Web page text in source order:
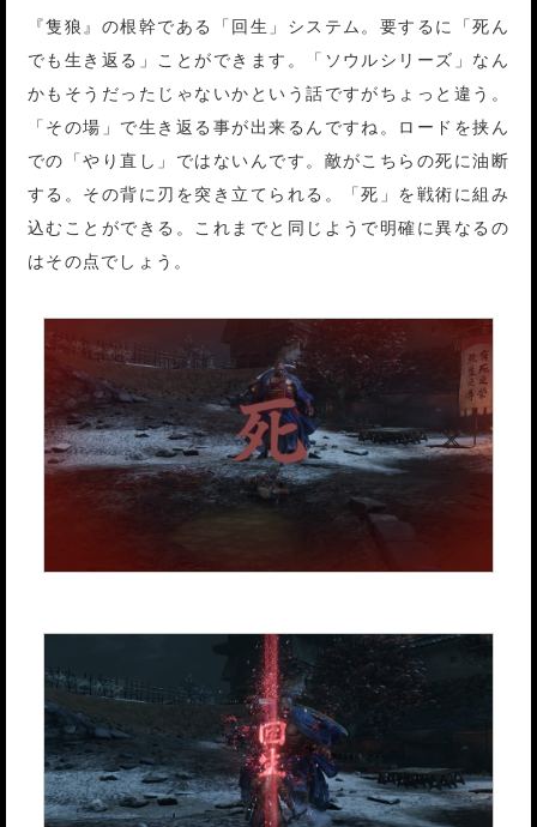
『隻狼』の根幹である「回生」システム。要するに「死ん
でも生き返る」ことができます。「ソウルシリーズ」なん
かもそうだったじゃないかという話ですがちょっと違う。
「その場」で生き返る事が出来るんですね。ロードを挟ん
での「やり直し」ではないんです。敵がこちらの死に油断
する。その背に刃を突き立てられる。「死」を戦術に組み
込むことができる。これまでと同じようで明確に異なるの
はその点でしょう。